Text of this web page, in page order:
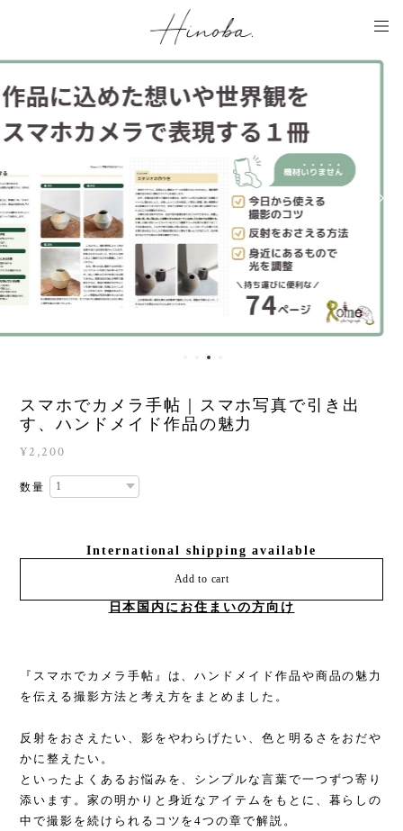
スマホでカメラ手帖｜スマホ写真で引き出
す、ハンドメイド作品の魅力
¥2,200
数量
International shipping available
Add to cart
日本国内にお住まいの方向け
『スマホでカメラ手帖』は、ハンドメイド作品や商品の魅力
を伝える撮影方法と考え方をまとめました。
反射をおさえたい、影をやわらげたい、色と明るさをおだや
かに整えたい。
といったよくあるお悩みを、シンプルな言葉で一つずつ寄り
添います。家の明かりと身近なアイテムをもとに、暮らしの
中で撮影を続けられるコツを4つの章で解説。